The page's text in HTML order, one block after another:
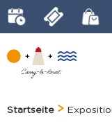
Startseite